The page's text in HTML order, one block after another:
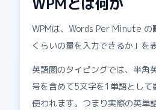
WPMは、Words Per Minute の
くらいの量を入力できるか」を
英語圏のタイピングでは、半角
号を含めて5文字を1単語として
使われます。つまり実際の英単